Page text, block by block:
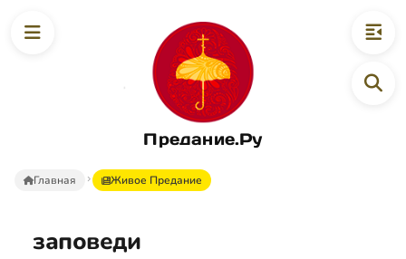
Предание.Ру
Главная Живое Предание
заповеди